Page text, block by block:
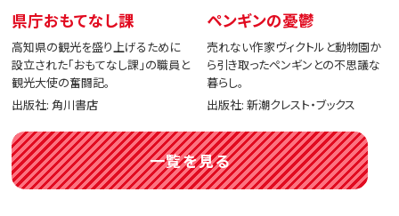
県庁おもてなし課
高知県の観光を盛り上げるために
設立された「おもてなし課」の職員と
観光大使の奮闘記。
出版社: 角川書店
ペンギンの憂鬱
売れない作家ヴィクトルと動物園か
ら引き取ったペンギンとの不思議な
暮らし。
出版社: 新潮クレスト・ブックス
一覧を見る